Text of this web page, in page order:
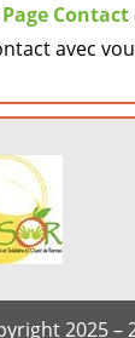
Page Contact
avec
2025 –